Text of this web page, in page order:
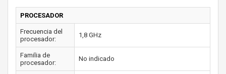
PROCESADOR
Frecuencia del
procesador:
1,8 GHz
Familia de
procesador:
No indicado